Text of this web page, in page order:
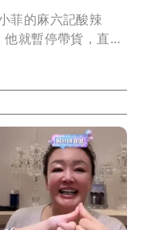
菲的麻六記酸辣
就暫停帶貨，直言